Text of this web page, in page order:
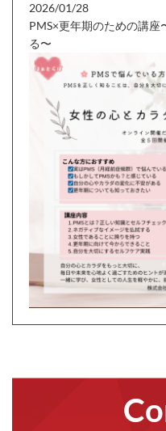
2026/01/28
PMS×更年期のための講座
る〜